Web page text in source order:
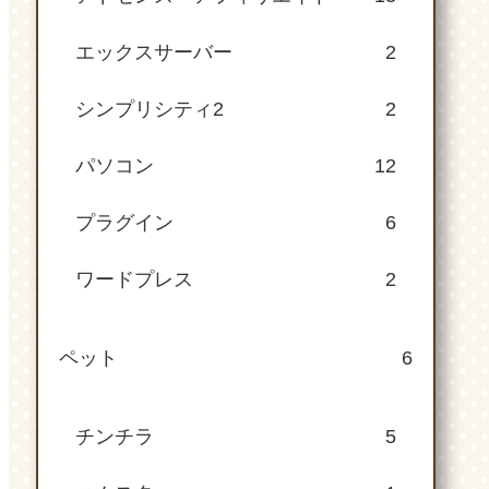
エックスサーバー 2
シンプリシティ2 2
パソコン 12
プラグイン 6
ワードプレス 2
ペット 6
チンチラ 5